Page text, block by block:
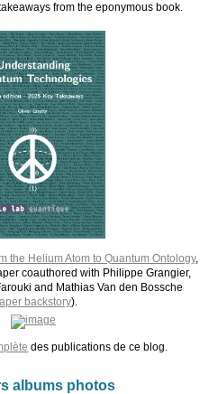
from the eponymous book.
the Helium Atom to Quantum Ontology,
coauthored with Philippe Grangier,
and Mathias Van den Bossche
backstory).
des publications de ce blog.
albums photos